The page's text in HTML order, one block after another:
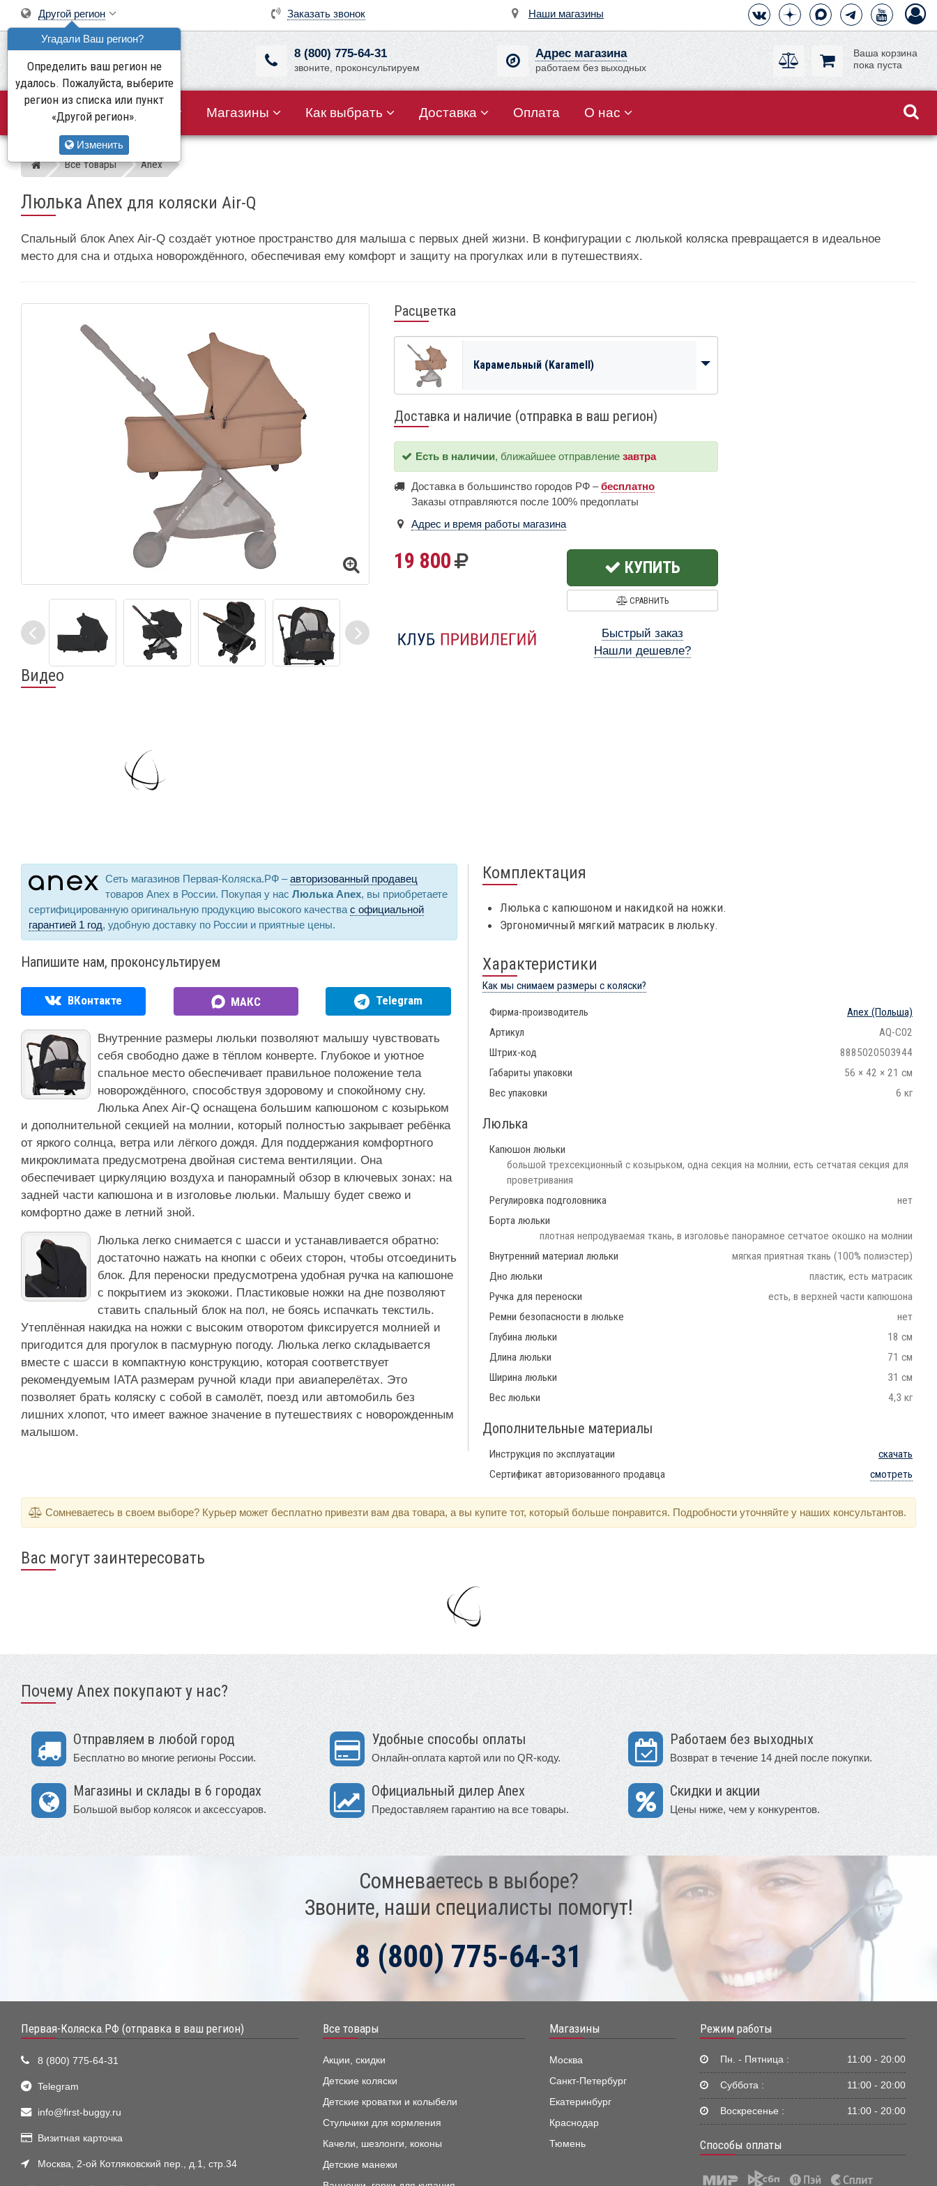
Заказать звонок Наши магазины
Другой регион
Угадали Ваш регион?
Определить ваш регион не
удалось. Пожалуйста, выберите
регион из списка или пункт
«Другой регион».
Изменить
8 (800) 775-64-31
звоните, проконсультируем
Адрес магазина
работаем без выходных
Ваша корзина
пока пуста
Все товары Акции Магазины Как выбрать Доставка Оплата О нас
Магазин детских колясок
Все товары Anex
Люлька Anex для коляски Air-Q
Спальный блок Anex Air-Q создаёт уютное пространство для малыша с первых дней жизни. В конфигурации с люлькой коляска превращается в идеальное
место для сна и отдыха новорождённого, обеспечивая ему комфорт и защиту на прогулках или в путешествиях.
Расцветка
Карамельный (Karamell)
Доставка и наличие (отправка в ваш регион)
Есть в наличии, ближайшее отправление завтра
Доставка в большинство городов РФ –бесплатно
Заказы отправляются после 100% предоплаты
Адрес и время работы магазина
19 800 КУПИТЬ
СРАВНИТЬ
Быстрый заказ
Нашли дешевле?
Видео
Сеть магазинов Первая-Коляска.РФ –авторизованный продавец
товаров Anex в России. Покупая у нас Люлька Anex, вы приобретаете
сертифицированную оригинальную продукцию высокого качества с официальной
гарантией 1 год, удобную доставку по России и приятные цены.
Напишите нам, проконсультируем
ВКонтакте МАКС Telegram
Внутренние размеры люльки позволяют малышу чувствовать
себя свободно даже в тёплом конверте. Глубокое и уютное
спальное место обеспечивает правильное положение тела
новорождённого, способствуя здоровому и спокойному сну.
Люлька Anex Air-Q оснащена большим капюшоном с козырьком
и дополнительной секцией на молнии, который полностью закрывает ребёнка
от яркого солнца, ветра или лёгкого дождя. Для поддержания комфортного
микроклимата предусмотрена двойная система вентиляции. Она
обеспечивает циркуляцию воздуха и панорамный обзор в ключевых зонах: на
задней части капюшона и в изголовье люльки. Малышу будет свежо и
комфортно даже в летний зной.
Люлька легко снимается с шасси и устанавливается обратно:
достаточно нажать на кнопки с обеих сторон, чтобы отсоединить
блок. Для переноски предусмотрена удобная ручка на капюшоне
с покрытием из экокожи. Пластиковые ножки на дне позволяют
ставить спальный блок на пол, не боясь испачкать текстиль.
Утеплённая накидка на ножки с высоким отворотом фиксируется молнией и
пригодится для прогулок в пасмурную погоду. Люлька легко складывается
вместе с шасси в компактную конструкцию, которая соответствует
рекомендуемым IATA размерам ручной клади при авиаперелётах. Это
позволяет брать коляску с собой в самолёт, поезд или автомобиль без
лишних хлопот, что имеет важное значение в путешествиях с новорожденным
малышом.
Комплектация
Люлька с капюшоном и накидкой на ножки.
Эргономичный мягкий матрасик в люльку.
Характеристики
Как мы снимаем размеры с коляски?
Фирма-производитель Anex (Польша)
Артикул
AQ-C02
Штрих-код
8885020503944
Габариты упаковки
56 × 42 × 21 см
Вес упаковки
6 кг
Люлька
Капюшон люльки
большой трехсекционный с козырьком, одна секция на молнии, есть сетчатая секция для
проветривания
Регулировка подголовника
нет
Борта люльки
плотная непродуваемая ткань, в изголовье панорамное сетчатое окошко на молнии
Внутренний материал люльки
мягкая приятная ткань (100% полиэстер)
Дно люльки
пластик, есть матрасик
Ручка для переноски
есть, в верхней части капюшона
Ремни безопасности в люльке
нет
Глубина люльки
18 см
Длина люльки
71 см
Ширина люльки
31 см
Вес люльки
4,3 кг
Дополнительные материалы
Инструкция по эксплуатации
скачать
Сертификат авторизованного продавца
смотреть
Сомневаетесь в своем выборе? Курьер может бесплатно привезти вам два товара, а вы купите тот, который больше понравится. Подробности уточняйте у наших консультантов.
Вас могут заинтересовать
Почему Anex покупают у нас?
Отправляем в любой город
Бесплатно во многие регионы России.
Удобные способы оплаты
Онлайн-оплата картой или по QR-коду.
Работаем без выходных
Возврат в течение 14 дней после покупки.
Магазины и склады в 6 городах
Большой выбор колясок и аксессуаров.
Официальный дилер Anex
Предоставляем гарантию на все товары.
Скидки и акции
Цены ниже, чем у конкурентов.
Сомневаетесь в выборе?
Звоните, наши специалисты помогут!
8 (800) 775-64-31
Первая-Коляска.РФ (отправка в ваш регион)
8 (800) 775-64-31
Telegram
info@first-buggy.ru
Визитная карточка
Москва, 2-ой Котляковский пер., д.1, стр.34
Все товары
Акции, скидки
Детские коляски
Детские кроватки и колыбели
Стульчики для кормления
Качели, шезлонги, коконы
Детские манежи
Магазины
Москва
Санкт-Петербург
Екатеринбург
Краснодар
Тюмень
Режим работы
Пн. - Пятница : 11:00 - 20:00
Суббота : 11:00 - 20:00
Воскресенье : 11:00 - 20:00
Способы оплаты